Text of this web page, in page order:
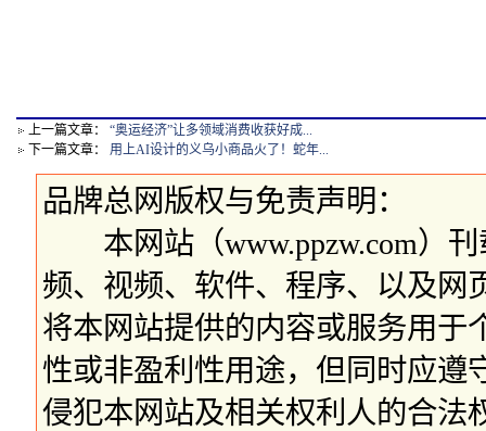
上一篇文章： “奥运经济”让多领域消费收获好成...
下一篇文章： 用上AI设计的义乌小商品火了！蛇年...
品牌总网版权与免责声明：
本网站（www.ppzw.com）刊
频、视频、软件、程序、以及网
将本网站提供的内容或服务用于
性或非盈利性用途，但同时应遵
侵犯本网站及相关权利人的合法